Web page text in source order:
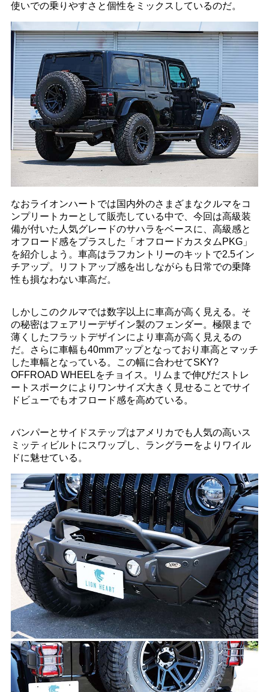
使いでの乗りやすさと個性をミックスしているのだ。
なおライオンハートでは国内外のさまざまなクルマをコ
ンプリートカーとして販売している中で、今回は高級装
備が付いた人気グレードのサハラをベースに、高級感と
オフロード感をプラスした「オフロードカスタムPKG」
を紹介しよう。車高はラフカントリーのキットで2.5イン
チアップ。リフトアップ感を出しながらも日常での乗降
性も損なわない車高だ。
しかしこのクルマでは数字以上に車高が高く見える。そ
の秘密はフェアリーデザイン製のフェンダー。極限まで
薄くしたフラットデザインにより車高が高く見えるの
だ。さらに車幅も40mmアップとなっており車高とマッチ
した車幅となっている。この幅に合わせてSKY?
OFFROAD WHEELをチョイス。リムまで伸びだストレ
ートスポークによりワンサイズ大きく見せることでサイ
ドビューでもオフロード感を高めている。
バンパーとサイドステップはアメリカでも人気の高いス
ミッティビルトにスワップし、ラングラーをよりワイル
ドに魅せている。